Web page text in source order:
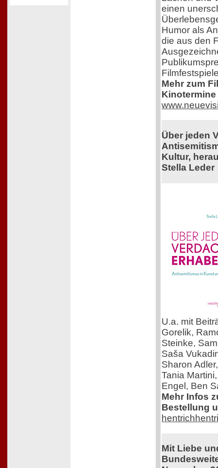
einen
Humor als
die aus den
Mehr zum
Über jeden
Kultur,
Stella Leder
U.a. mit
Gorelik,
Steinke,
Saša
Sharon
Tania
Engel, Ben
Mehr Infos
Bestellung
Mit Liebe